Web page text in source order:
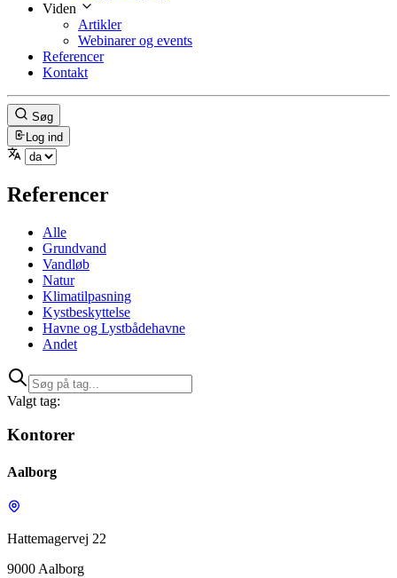
Viden
Artikler
Webinarer og events
Referencer
Kontakt
Søg
Log ind
Referencer
Alle
Grundvand
Vandløb
Natur
Klimatilpasning
Kystbeskyttelse
Havne og Lystbådehavne
Andet
Valgt tag:
Kontorer
Aalborg
Hattemagervej 22
9000 Aalborg